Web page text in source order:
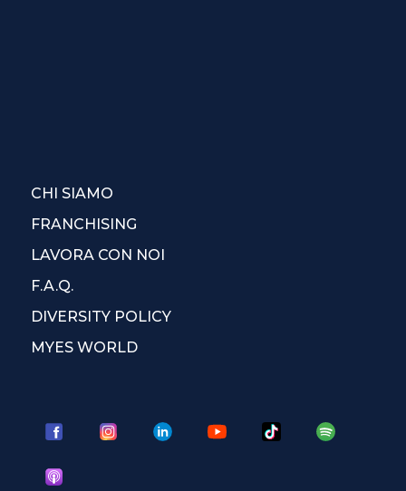
CHI SIAMO
FRANCHISING
LAVORA CON NOI
F.A.Q.
DIVERSITY POLICY
MYES WORLD